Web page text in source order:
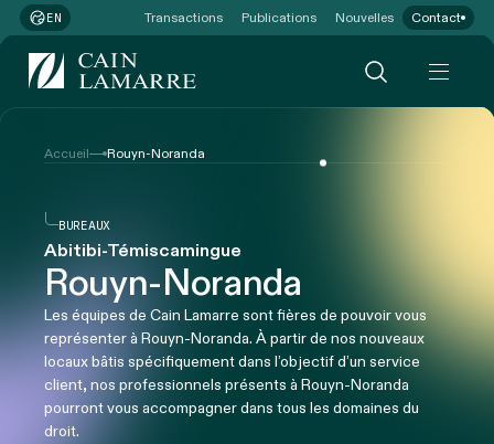
EN Transactions Publications Nouvelles Contact
Accueil Rouyn-Noranda
BUREAUX
Abitibi-Témiscamingue
Rouyn-Noranda
Les équipes de Cain Lamarre sont fières de pouvoir vous
représenter à Rouyn-Noranda. À partir de nos nouveaux
locaux bâtis spécifiquement dans l’objectif d’un service
client, nos professionnels présents à Rouyn-Noranda
pourront vous accompagner dans tous les domaines du
droit.